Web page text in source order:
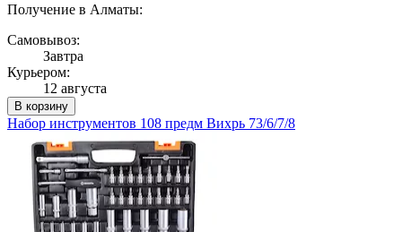
Получение в Алматы:
Самовывоз:
Завтра
Курьером:
12 августа
В корзину
Набор инструментов 108 предм Вихрь 73/6/7/8